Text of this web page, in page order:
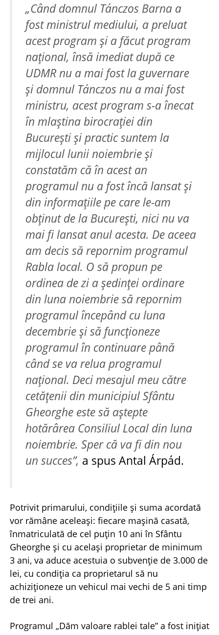
„Când domnul Tánczos Barna a
fost ministrul mediului, a preluat
acest program și a făcut program
național, însă imediat după ce
UDMR nu a mai fost la guvernare
și domnul Tánczos nu a mai fost
ministru, acest program s-a înecat
în mlaștina birocrației din
București și practic suntem la
mijlocul lunii noiembrie și
constatăm că în acest an
programul nu a fost încă lansat și
din informațiile pe care le-am
obținut de la București, nici nu va
mai fi lansat anul acesta. De aceea
am decis să repornim programul
Rabla local. O să propun pe
ordinea de zi a ședinței ordinare
din luna noiembrie să repornim
programul începând cu luna
decembrie și să funcționeze
programul în continuare până
când se va relua programul
național. Deci mesajul meu către
cetățenii din municipiul Sfântu
Gheorghe este să aștepte
hotărârea Consiliul Local din luna
noiembrie. Sper că va fi din nou
un succes”, a spus Antal Árpád.
Potrivit primarului, condițiile și suma acordată
vor rămâne aceleași: fiecare mașină casată,
înmatriculată de cel puțin 10 ani în Sfântu
Gheorghe și cu același proprietar de minimum
3 ani, va aduce acestuia o subvenție de 3.000 de
lei, cu condiția ca proprietarul să nu
achiziționeze un vehicul mai vechi de 5 ani timp
de trei ani.
Programul „Dăm valoare rablei tale” a fost iniţiat